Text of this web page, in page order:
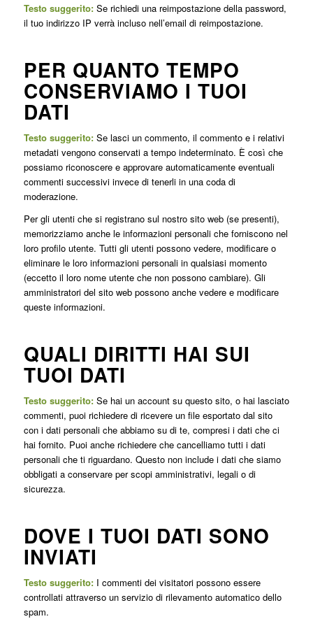
Testo suggerito: Se richiedi una reimpostazione della password,
il tuo indirizzo IP verrà incluso nell’email di reimpostazione.
PER QUANTO TEMPO
CONSERVIAMO I TUOI
DATI
Testo suggerito: Se lasci un commento, il commento e i relativi
metadati vengono conservati a tempo indeterminato. È così che
possiamo riconoscere e approvare automaticamente eventuali
commenti successivi invece di tenerli in una coda di
moderazione.
Per gli utenti che si registrano sul nostro sito web (se presenti),
memorizziamo anche le informazioni personali che forniscono nel
loro profilo utente. Tutti gli utenti possono vedere, modificare o
eliminare le loro informazioni personali in qualsiasi momento
(eccetto il loro nome utente che non possono cambiare). Gli
amministratori del sito web possono anche vedere e modificare
queste informazioni.
QUALI DIRITTI HAI SUI
TUOI DATI
Testo suggerito: Se hai un account su questo sito, o hai lasciato
commenti, puoi richiedere di ricevere un file esportato dal sito
con i dati personali che abbiamo su di te, compresi i dati che ci
hai fornito. Puoi anche richiedere che cancelliamo tutti i dati
personali che ti riguardano. Questo non include i dati che siamo
obbligati a conservare per scopi amministrativi, legali o di
sicurezza.
DOVE I TUOI DATI SONO
INVIATI
Testo suggerito: I commenti dei visitatori possono essere
controllati attraverso un servizio di rilevamento automatico dello
spam.